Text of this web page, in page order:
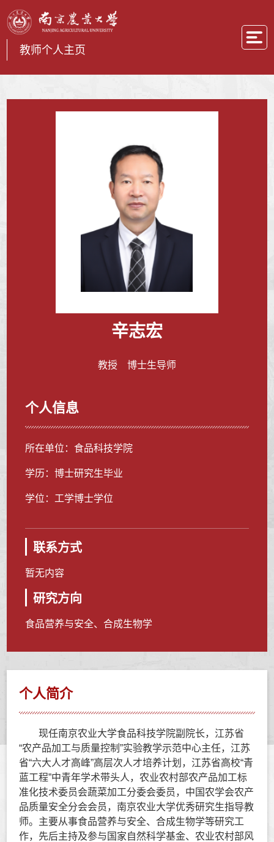
教师个人主页
辛志宏
教授 博士生导师
个人信息
所在单位：食品科技学院
学历：博士研究生毕业
学位：工学博士学位
联系方式
暂无内容
研究方向
食品营养与安全、合成生物学
个人简介
现任南京农业大学食品科技学院副院长，江苏省
“农产品加工与质量控制”实验教学示范中心主任，江苏
省“六大人才高峰”高层次人才培养计划，江苏省高校“青
蓝工程”中青年学术带头人，农业农村部农产品加工标
准化技术委员会蔬菜加工分委会委员，中国农学会农产
品质量安全分会会员，南京农业大学优秀研究生指导教
师。主要从事食品营养与安全、合成生物学等研究工
作，先后主持及参与国家自然科学基金、农业农村部风